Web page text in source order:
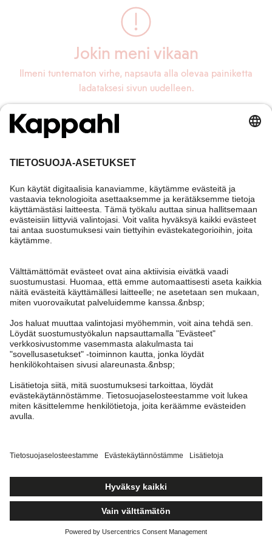
Jokin meni vikaan
Ilmeni tuntematon virhe, napsauta alla olevaa painiketta
ladataksesi sivun uudelleen.
Lataa sivu uudelleen